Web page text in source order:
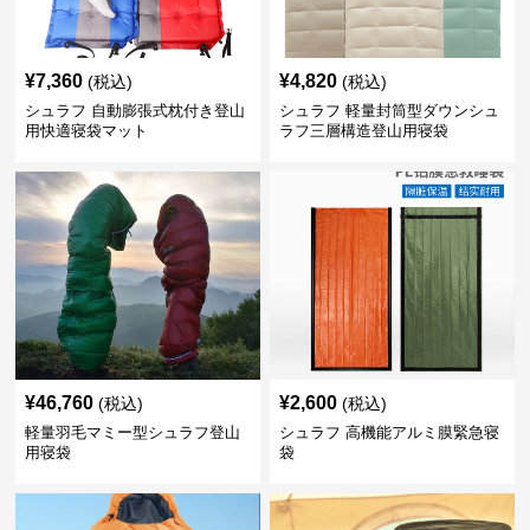
¥7,360 (税込)
シュラフ 自動膨張式枕付き登山
用快適寝袋マット
¥4,820 (税込)
シュラフ 軽量封筒型ダウンシュ
ラフ三層構造登山用寝袋
¥46,760 (税込)
軽量羽毛マミー型シュラフ登山
用寝袋
¥2,600 (税込)
シュラフ 高機能アルミ膜緊急寝
袋